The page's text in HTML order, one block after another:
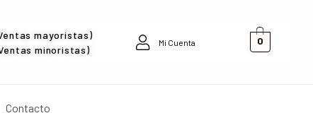
mayoristas)
minoristas)
Mi Cuenta 0
Contacto